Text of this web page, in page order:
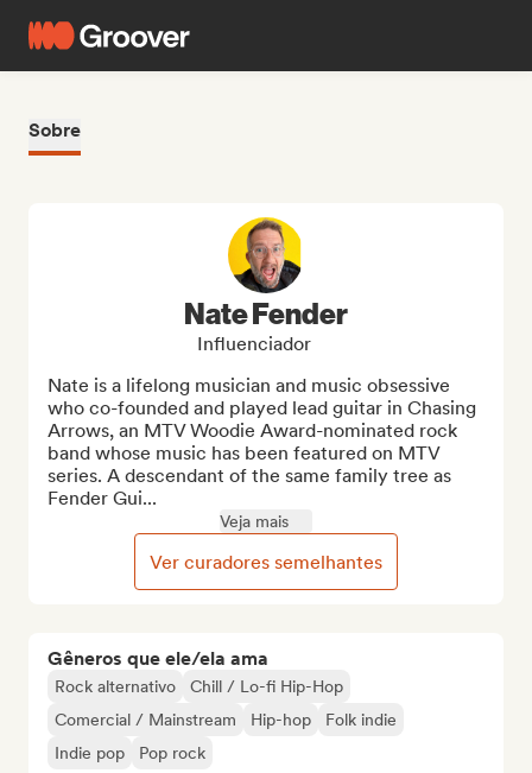
Sobre
Gêneros que ele/ela ama
Rock alternativo
Chill / Lo-fi Hip-Hop
Comercial / Mainstream
Hip-hop
Folk indie
Indie pop
Pop rock
Nate Fender
Influenciador
Nate is a lifelong musician and music obsessive
who co-founded and played lead guitar in Chasing
Arrows, an MTV Woodie Award-nominated rock
band whose music has been featured on MTV
series. A descendant of the same family tree as
Fender Gui...
Veja mais
Ver curadores semelhantes